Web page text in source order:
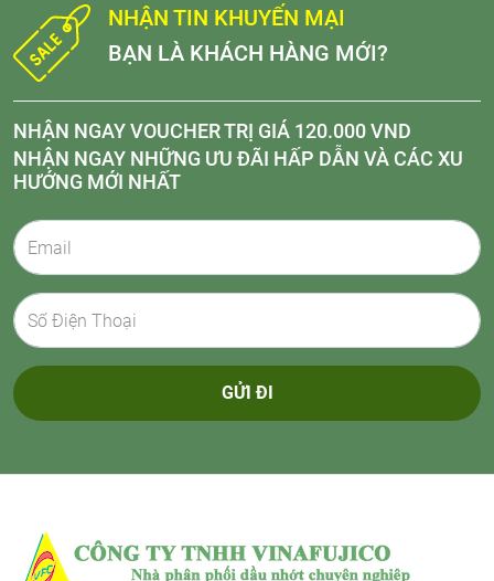
NHẬN TIN KHUYẾN MẠI
BẠN LÀ KHÁCH HÀNG MỚI?
NHẬN NGAY VOUCHER TRỊ GIÁ 120.000 VND
NHẬN NGAY NHỮNG ƯU ĐÃI HẤP DẪN VÀ CÁC XU
HƯỚNG MỚI NHẤT
GỬI ĐI